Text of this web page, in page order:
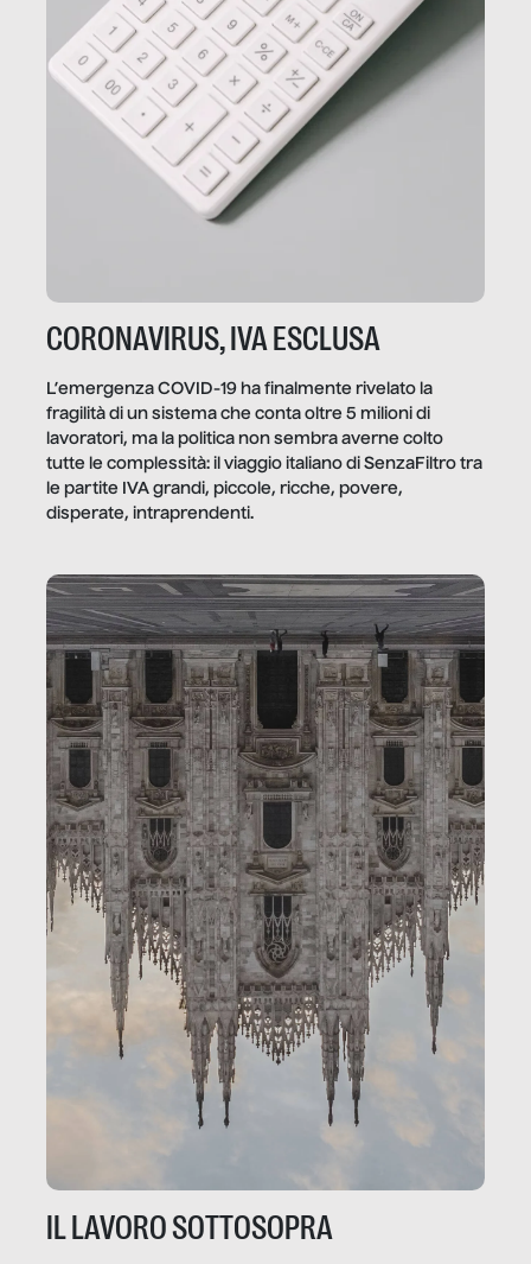
CORONAVIRUS, IVA ESCLUSA
L’emergenza COVID-19 ha finalmente rivelato la
fragilità di un sistema che conta oltre 5 milioni di
lavoratori, ma la politica non sembra averne colto
tutte le complessità: il viaggio italiano di SenzaFiltro tra
le partite IVA grandi, piccole, ricche, povere,
disperate, intraprendenti.
IL LAVORO SOTTOSOPRA